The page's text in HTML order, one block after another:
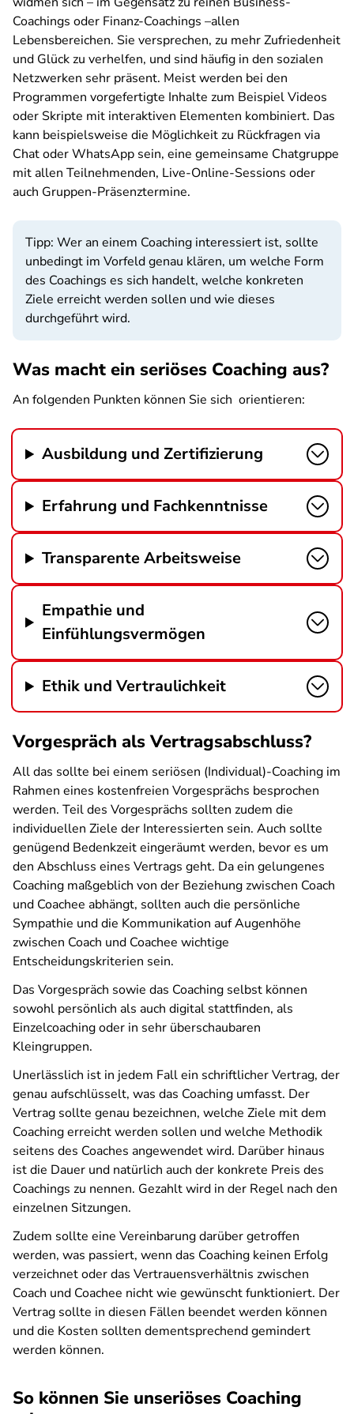
Coachings oder Finanz-Coachings –allen
Lebensbereichen. Sie versprechen, zu mehr Zufriedenheit
und Glück zu verhelfen, und sind häufig in den sozialen
Netzwerken sehr präsent. Meist werden bei den
Programmen vorgefertigte Inhalte zum Beispiel Videos
oder Skripte mit interaktiven Elementen kombiniert. Das
kann beispielsweise die Möglichkeit zu Rückfragen via
Chat oder WhatsApp sein, eine gemeinsame Chatgruppe
mit allen Teilnehmenden, Live-Online-Sessions oder
auch Gruppen-Präsenztermine.
Tipp: Wer an einem Coaching interessiert ist, sollte
unbedingt im Vorfeld genau klären, um welche Form
des Coachings es sich handelt, welche konkreten
Ziele erreicht werden sollen und wie dieses
durchgeführt wird.
Was macht ein seriöses Coaching aus?
An folgenden Punkten können Sie sich orientieren:
Ausbildung und Zertifizierung
Erfahrung und Fachkenntnisse
Transparente Arbeitsweise
Empathie und
Einfühlungsvermögen
Ethik und Vertraulichkeit
Vorgespräch als Vertragsabschluss?
All das sollte bei einem seriösen (Individual)-Coaching im
Rahmen eines kostenfreien Vorgesprächs besprochen
werden. Teil des Vorgesprächs sollten zudem die
individuellen Ziele der Interessierten sein. Auch sollte
genügend Bedenkzeit eingeräumt werden, bevor es um
den Abschluss eines Vertrags geht. Da ein gelungenes
Coaching maßgeblich von der Beziehung zwischen Coach
und Coachee abhängt, sollten auch die persönliche
Sympathie und die Kommunikation auf Augenhöhe
zwischen Coach und Coachee wichtige
Entscheidungskriterien sein.
Das Vorgespräch sowie das Coaching selbst können
sowohl persönlich als auch digital stattfinden, als
Einzelcoaching oder in sehr überschaubaren
Kleingruppen.
Unerlässlich ist in jedem Fall ein schriftlicher Vertrag, der
genau aufschlüsselt, was das Coaching umfasst. Der
Vertrag sollte genau bezeichnen, welche Ziele mit dem
Coaching erreicht werden sollen und welche Methodik
seitens des Coaches angewendet wird. Darüber hinaus
ist die Dauer und natürlich auch der konkrete Preis des
Coachings zu nennen. Gezahlt wird in der Regel nach den
einzelnen Sitzungen.
Zudem sollte eine Vereinbarung darüber getroffen
werden, was passiert, wenn das Coaching keinen Erfolg
verzeichnet oder das Vertrauensverhältnis zwischen
Coach und Coachee nicht wie gewünscht funktioniert. Der
Vertrag sollte in diesen Fällen beendet werden können
und die Kosten sollten dementsprechend gemindert
werden können.
So können Sie unseriöses Coaching